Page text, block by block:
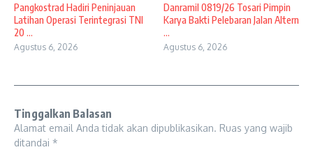
Pangkostrad Hadiri Peninjauan
Latihan Operasi Terintegrasi TNI
20 ...
Agustus 6, 2026
Danramil 0819/26 Tosari Pimpin
Karya Bakti Pelebaran Jalan Altern
...
Agustus 6, 2026
Tinggalkan Balasan
Alamat email Anda tidak akan dipublikasikan. Ruas yang wajib
ditandai *